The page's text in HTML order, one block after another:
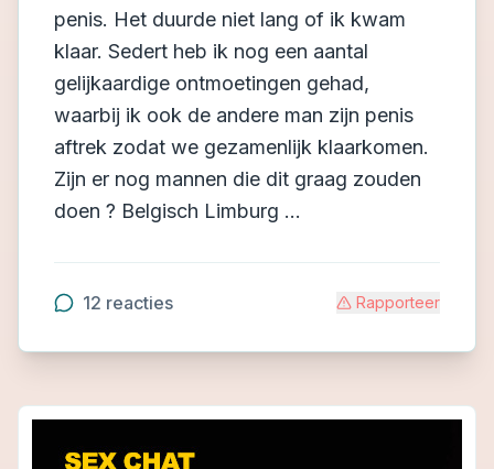
penis. Het duurde niet lang of ik kwam
klaar. Sedert heb ik nog een aantal
gelijkaardige ontmoetingen gehad,
waarbij ik ook de andere man zijn penis
aftrek zodat we gezamenlijk klaarkomen.
Zijn er nog mannen die dit graag zouden
doen ? Belgisch Limburg …
12 reacties Rapporteer